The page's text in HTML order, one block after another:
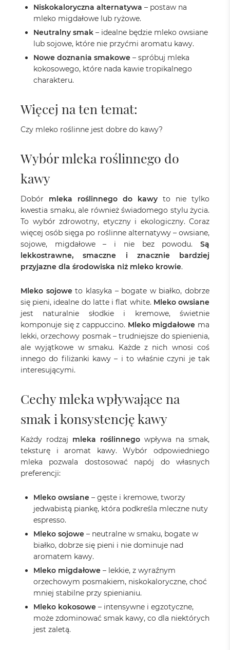
Niskokaloryczna alternatywa – postaw na
mleko migdałowe lub ryżowe.
Neutralny smak – idealne będzie mleko owsiane
lub sojowe, które nie przyćmi aromatu kawy.
Nowe doznania smakowe – spróbuj mleka
kokosowego, które nada kawie tropikalnego
charakteru.
Więcej na ten temat:
Czy mleko roślinne jest dobre do kawy?
Wybór mleka roślinnego do
kawy
Dobór mleka roślinnego do kawy to nie tylko
kwestia smaku, ale również świadomego stylu życia.
To wybór zdrowotny, etyczny i ekologiczny. Coraz
więcej osób sięga po roślinne alternatywy – owsiane,
sojowe, migdałowe – i nie bez powodu. Są
lekkostrawne, smaczne i znacznie bardziej
przyjazne dla środowiska niż mleko krowie.
Mleko sojoweto klasyka – bogate w białko, dobrze
się pieni, idealne do latte i flat white. Mleko owsiane
jest naturalnie słodkie i kremowe, świetnie
komponuje się z cappuccino. Mleko migdałowe ma
lekki, orzechowy posmak – trudniejsze do spienienia,
ale wyjątkowe w smaku. Każde z nich wnosi coś
innego do filiżanki kawy – i to właśnie czyni je tak
interesującymi.
Cechy mleka wpływające na
smak i konsystencję kawy
Każdy rodzaj mleka roślinnego wpływa na smak,
teksturę i aromat kawy. Wybór odpowiedniego
mleka pozwala dostosować napój do własnych
preferencji:
Mleko owsiane – gęste i kremowe, tworzy
jedwabistą piankę, która podkreśla mleczne nuty
espresso.
Mleko sojowe – neutralne w smaku, bogate w
białko, dobrze się pieni i nie dominuje nad
aromatem kawy.
Mleko migdałowe – lekkie, z wyraźnym
orzechowym posmakiem, niskokaloryczne, choć
mniej stabilne przy spienianiu.
Mleko kokosowe – intensywne i egzotyczne,
może zdominować smak kawy, co dla niektórych
jest zaletą.